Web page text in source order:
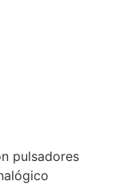
pulsadores